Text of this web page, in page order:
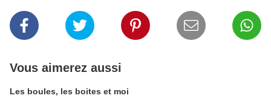
Vous aimerez aussi
Les boules, les boites et moi